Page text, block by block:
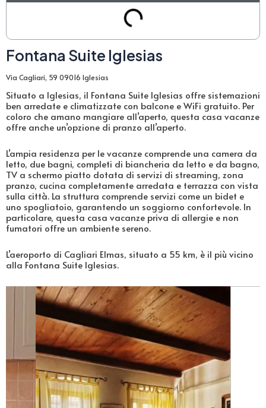
Fontana Suite Iglesias
Via Cagliari, 59 09016 Iglesias
Situato a Iglesias, il Fontana Suite Iglesias offre sistemazioni
ben arredate e climatizzate con balcone e WiFi gratuito. Per
coloro che amano mangiare all’aperto, questa casa vacanze
offre anche un’opzione di pranzo all’aperto.
L’ampia residenza per le vacanze comprende una camera da
letto, due bagni, completi di biancheria da letto e da bagno,
TV a schermo piatto dotata di servizi di streaming, zona
pranzo, cucina completamente arredata e terrazza con vista
sulla città. La struttura comprende servizi come un bidet e
uno spogliatoio, garantendo un soggiorno confortevole. In
particolare, questa casa vacanze priva di allergie e non
fumatori offre un ambiente sereno.
L’aeroporto di Cagliari Elmas, situato a 55 km, è il più vicino
alla Fontana Suite Iglesias.